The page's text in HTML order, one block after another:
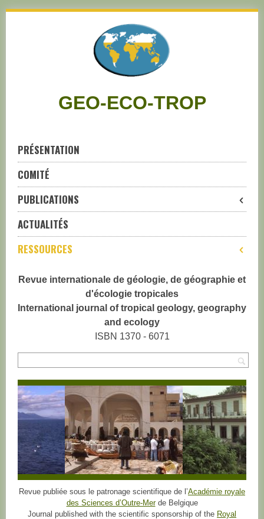
GEO-ECO-TROP
PRÉSENTATION
COMITÉ
PUBLICATIONS
ACTUALITÉS
RESSOURCES
Revue internationale de géologie, de géographie et
d'écologie tropicales
International journal of tropical geology, geography
and ecology
ISBN 1370 - 6071
Revue publiée sous le patronage scientifique de l’Académie royale
des Sciences d’Outre-Merde Belgique
Journal published with the scientific sponsorship of the Royal